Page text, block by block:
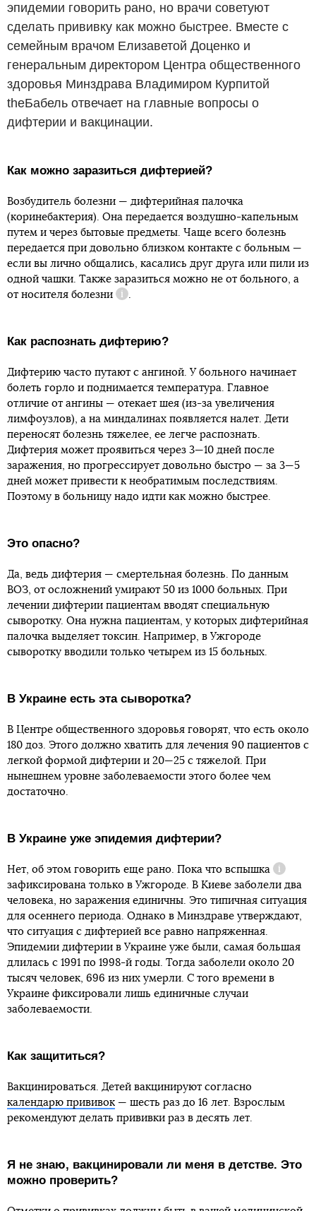
эпидемии говорить рано, но врачи советуют
сделать прививку как можно быстрее. Вместе с
семейным врачом Елизаветой Доценко и
генеральным директором Центра общественного
здоровья Минздрава Владимиром Курпитой
theБабель отвечает на главные вопросы о
дифтерии и вакцинации.
Как можно заразиться дифтерией?
Возбудитель болезни — дифтерийная палочка
(коринебактерия). Она передается воздушно-капельным
путем и через бытовые предметы. Чаще всего болезнь
передается при довольно близком контакте с больным —
если вы лично общались, касались друг друга или пили из
одной чашки. Также заразиться можно не от больного, а
от носителя болезни
Справка
.
Как распознать дифтерию?
Дифтерию часто путают с ангиной. У больного начинает
болеть горло и поднимается температура. Главное
отличие от ангины — отекает шея (из-за увеличения
лимфоузлов), а на миндалинах появляется налет. Дети
переносят болезнь тяжелее, ее легче распознать.
Дифтерия может проявиться через 3—10 дней после
заражения, но прогрессирует довольно быстро — за 3—5
дней может привести к необратимым последствиям.
Поэтому в больницу надо идти как можно быстрее.
Это опасно?
Да, ведь дифтерия — смертельная болезнь. По данным
ВОЗ, от осложнений умирают 50 из 1000 больных. При
лечении дифтерии пациентам вводят специальную
сыворотку. Она нужна пациентам, у которых дифтерийная
палочка выделяет токсин. Например, в Ужгороде
сыворотку вводили только четырем из 15 больных.
В Украине есть эта сыворотка?
В Центре общественного здоровья говорят, что есть около
180 доз. Этого должно хватить для лечения 90 пациентов с
легкой формой дифтерии и 20—25 с тяжелой. При
нынешнем уровне заболеваемости этого более чем
достаточно.
В Украине уже эпидемия дифтерии?
Нет, об этом говорить еще рано. Пока что вспышка
Справка
зафиксирована только в Ужгороде. В Киеве заболели два
человека, но заражения единичны. Это типичная ситуация
для осеннего периода. Однако в Минздраве утверждают,
что ситуация с дифтерией все равно напряженная.
Эпидемии дифтерии в Украине уже были, самая большая
длилась с 1991 по 1998-й годы. Тогда заболели около 20
тысяч человек, 696 из них умерли. С того времени в
Украине фиксировали лишь единичные случаи
заболеваемости.
Как защититься?
Вакцинироваться. Детей вакцинируют согласно
календарю прививок — шесть раз до 16 лет. Взрослым
рекомендуют делать прививки раз в десять лет.
Я не знаю, вакцинировали ли меня в детстве. Это
можно проверить?